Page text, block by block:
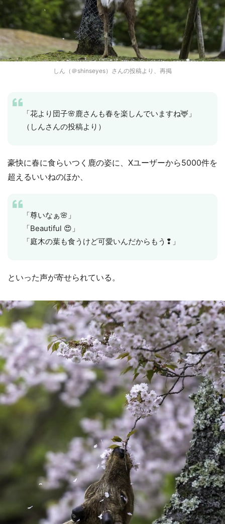
しん（＠shinseyes）さんの投稿より、再掲
「花より団子🌸鹿さんも春を楽しんでいますね🦌」
（しんさんの投稿より）
豪快に春に食らいつく鹿の姿に、Xユーザーから5000件を
超えるいいねのほか、
「尊いなぁ🌸」
「Beautiful 😍」
「庭木の葉も食うけど可愛いんだからもう❢」
といった声が寄せられている。